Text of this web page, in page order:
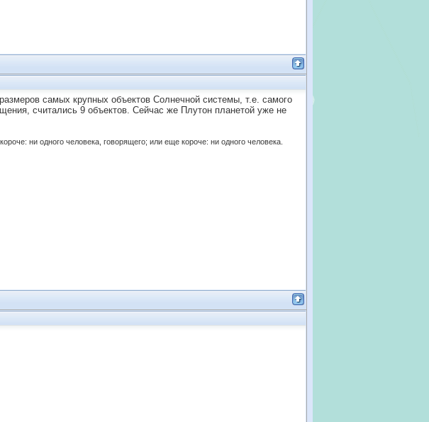
самых крупных объектов Солнечной системы, т.е. самого
считались 9 объектов. Сейчас же Плутон планетой уже не
ни одного человека, говорящего; или еще короче: ни одного человека.